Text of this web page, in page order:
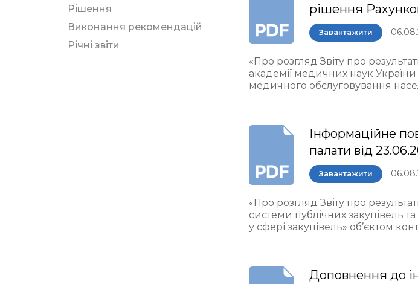
Рішення
Виконання рекомендацій
Річні звіти
рішення
Завантажити
«Про розгляд Звіту про
академії медичних наук
медичного обслуговування
Інформаційне
палати від
Завантажити
«Про розгляд Звіту про
системи публічних закупівель
у сфері закупівель» об’єктом
Доповнення до